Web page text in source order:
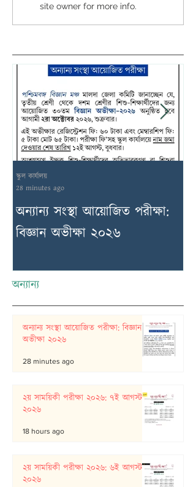
site owner for more info.
অন্যান্য সংস্থা আয়োজিত পরীক্ষা:
বিজ্ঞান অভীক্ষা ২০২৬
স্কুল কার্যালয়
28 minutes ago
অন্যান্য
অন্যান্য সংস্থা আয়োজিত পরীক্ষা: বিজ্ঞান
অভীক্ষা ২০২৬
28 minutes ago
২য় সাময়িকী পরীক্ষা ২০২৬: ৭ই আগস্ট
২০২৬
18 hours ago
২য় সাময়িকী পরীক্ষা ২০২৬: ৬ই আগস্ট
২০২৬